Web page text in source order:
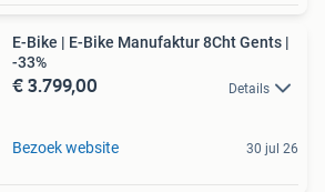
E-Bike | E-Bike Manufaktur 8Cht Gents |
-33%
€ 3.799,00 Details
Bezoek website 30 jul 26